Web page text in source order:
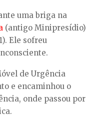
uma briga na
(antigo Minipresídio)
Ele sofreu
de Urgência
e encaminhou o
onde passou por